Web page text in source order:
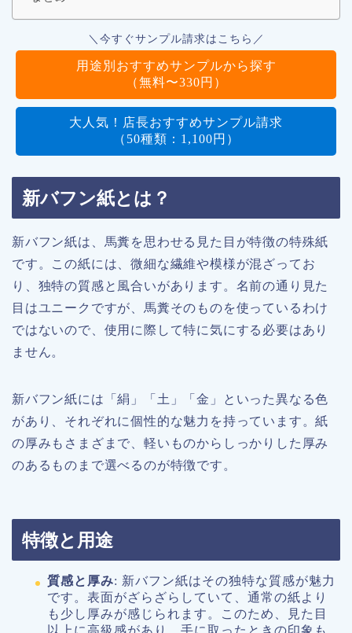
＼今すぐサンプル請求はこちら／
用途別おすすめサンプルから探す
（無料〜330円）
大人気！店長おすすめサンプル請求
（50種類：1,100円）
新バフン紙とは？
新バフン紙は、馬糞を思わせる見た目が特徴の特殊紙
です。この紙には、微細な繊維や模様が混ざってお
り、独特の質感と風合いがあります。名前の通り見た
目はユニークですが、馬糞そのものを使っているわけ
ではないので、使用に際して特に気にする必要はあり
ません。
新バフン紙には「絹」「土」「金」といった異なる色
があり、それぞれに個性的な魅力を持っています。紙
の厚みもさまざまで、軽いものからしっかりした厚み
のあるものまで選べるのが特徴です。
特徴と用途
質感と厚み: 新バフン紙はその独特な質感が魅力
です。表面がざらざらしていて、通常の紙より
も少し厚みが感じられます。このため、見た目